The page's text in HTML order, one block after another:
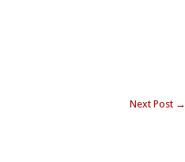
Next Post →